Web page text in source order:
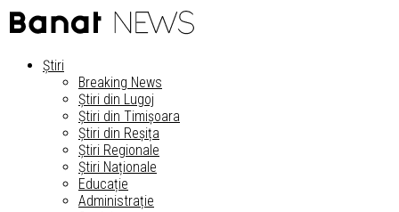
Știri
Breaking News
Știri din Lugoj
Știri din Timișoara
Știri din Reșița
Știri Regionale
Știri Naționale
Educație
Administrație